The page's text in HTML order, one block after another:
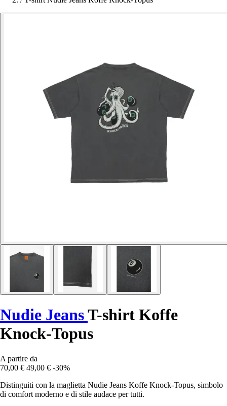
Nudie JeansT-shirt Koffe
Knock-Topus
A partire da
70,00 € 49,00 € -30%
Distinguiti con la maglietta Nudie Jeans Koffe Knock-Topus, simbolo
di comfort moderno e di stile audace per tutti.